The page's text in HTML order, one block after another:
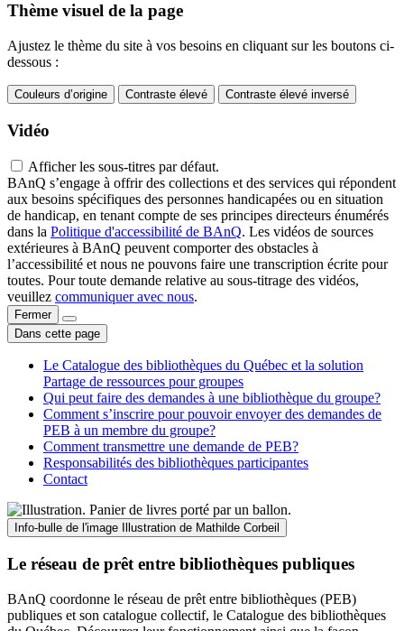
Thème visuel de la page
Ajustez le thème du site à vos besoins en cliquant sur les boutons ci-
dessous :
Couleurs d’origine Contraste élevé Contraste élevé inversé
Vidéo
Afficher les sous-titres par défaut.
BAnQ s’engage à offrir des collections et des services qui répondent
aux besoins spécifiques des personnes handicapées ou en situation
de handicap, en tenant compte de ses principes directeurs énumérés
dans la Politique d'accessibilité de BAnQ. Les vidéos de sources
extérieures à BAnQ peuvent comporter des obstacles à
l’accessibilité et nous ne pouvons faire une transcription écrite pour
toutes. Pour toute demande relative au sous-titrage des vidéos,
veuillez communiquer avec nous.
Fermer
Dans cette page
Le Catalogue des bibliothèques du Québec et la solution
Partage de ressources pour groupes
Qui peut faire des demandes à une bibliothèque du groupe?
Comment s’inscrire pour pouvoir envoyer des demandes de
PEB à un membre du groupe?
Comment transmettre une demande de PEB?
Responsabilités des bibliothèques participantes
Contact
Info-bulle de l'image Illustration de Mathilde Corbeil
Le réseau de prêt entre bibliothèques publiques
BAnQ coordonne le réseau de prêt entre bibliothèques (PEB)
publiques et son catalogue collectif, le Catalogue des bibliothèques